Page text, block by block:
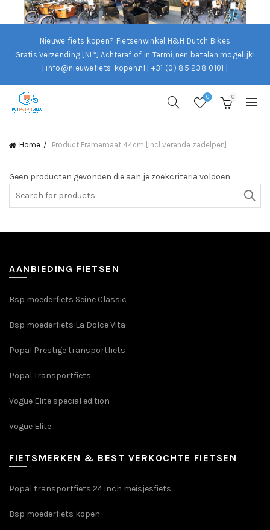
Nieuwe fiets kopen? Fietsenwinkel H&H Dutch Bikes
Gratis Verzending [NL*] Achteraf of in Termijnen betalen mogelijk!
| info@nieuwefiets-kopen.nl | +31 (0) 85 238 0101 |
0 0
Home Product Framemaat 44cm [incl verende zadelpen]
Geen producten gevonden die aan je zoekcriteria voldoen.
AANBIEDING FIETSEN
Bsp moederfiets Seine Classic
Bsp moederfiets La Dolce Vita
Popal Prestige transportfiets
Popal Transportfiets
Vogue Elite special edition
Vogue Elite
FIETSMERKEN & BEST VERKOCHTE FIETSEN
Popal transportfiets 24 inch meisjesfiets
Bsp moederfiets kopen